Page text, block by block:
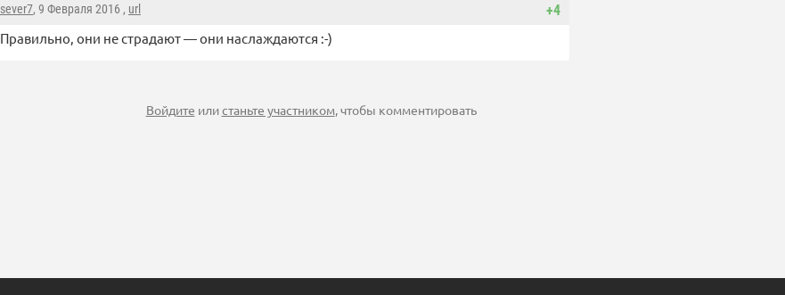
+4
sever7, 9 Февраля 2016 , url
Правильно, они не страдают — они наслаждаются :-)
Войдите илистаньте участником, чтобы комментировать